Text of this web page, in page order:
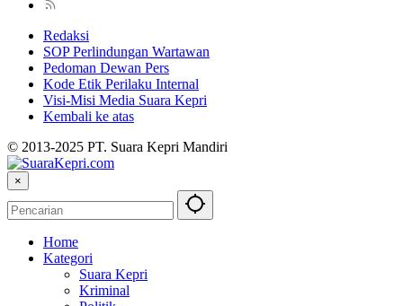
Redaksi
SOP Perlindungan Wartawan
Pedoman Dewan Pers
Kode Etik Perilaku Internal
Visi-Misi Media Suara Kepri
Kembali ke atas
© 2013-2025 PT. Suara Kepri Mandiri
×
Home
Kategori
Suara Kepri
Kriminal